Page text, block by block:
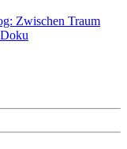
Zwischen Traum